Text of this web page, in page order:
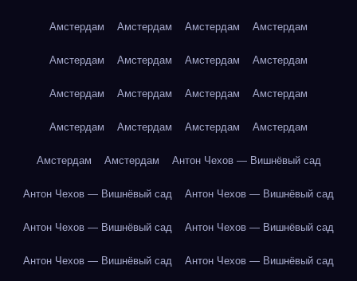
Амстердам Амстердам Амстердам Амстердам
Амстердам Амстердам Амстердам Амстердам
Амстердам Амстердам Амстердам Амстердам
Амстердам Амстердам Амстердам Амстердам
Амстердам Амстердам Антон Чехов — Вишнёвый сад
Антон Чехов — Вишнёвый сад Антон Чехов — Вишнёвый сад
Антон Чехов — Вишнёвый сад Антон Чехов — Вишнёвый сад
Антон Чехов — Вишнёвый сад Антон Чехов — Вишнёвый сад